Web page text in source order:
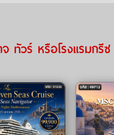
ทัวร์ หรือโรงแรมกรีซ